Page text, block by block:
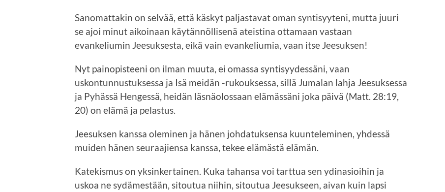
Sanomattakin on selvää, että käskyt paljastavat oman syntisyyteni, mutta juuri
se ajoi minut aikoinaan käytännöllisenä ateistina ottamaan vastaan
evankeliumin Jeesuksesta, eikä vain evankeliumia, vaan itse Jeesuksen!
Nyt painopisteeni on ilman muuta, ei omassa syntisyydessäni, vaan
uskontunnustuksessa ja Isä meidän -rukouksessa, sillä Jumalan lahja Jeesuksessa
ja Pyhässä Hengessä, heidän läsnäolossaan elämässäni joka päivä (Matt. 28:19,
20) on elämä ja pelastus.
Jeesuksen kanssa oleminen ja hänen johdatuksensa kuunteleminen, yhdessä
muiden hänen seuraajiensa kanssa, tekee elämästä elämän.
Katekismus on yksinkertainen. Kuka tahansa voi tarttua sen ydinasioihin ja
uskoa ne sydämestään, sitoutua niihin, sitoutua Jeesukseen, aivan kuin lapsi